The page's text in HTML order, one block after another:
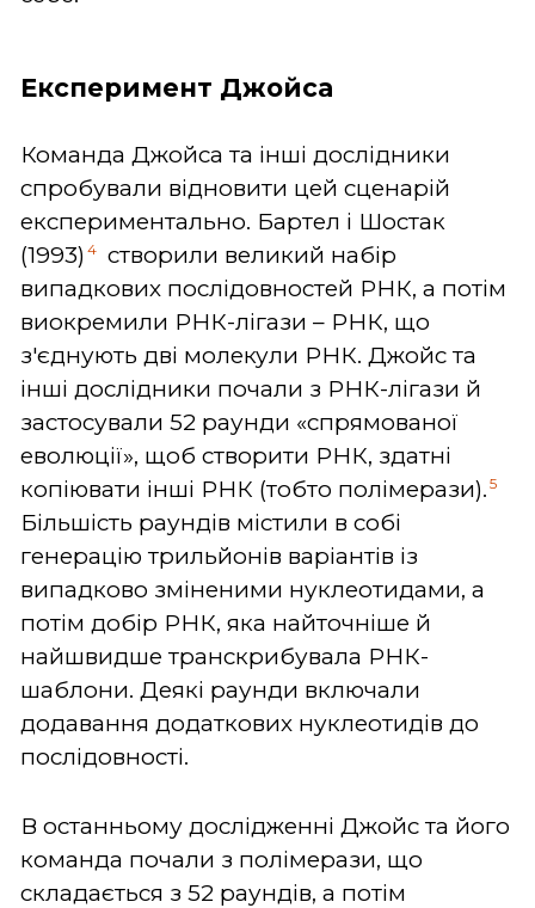
Експеримент Джойса
Команда Джойса та інші дослідники
спробували відновити цей сценарій
експериментально. Бартел і Шостак
(1993) 4 створили великий набір
випадкових послідовностей РНК, а потім
виокремили РНК-лігази – РНК, що
з'єднують дві молекули РНК. Джойс та
інші дослідники почали з РНК-лігази й
застосували 52 раунди «спрямованої
еволюції», щоб створити РНК, здатні
копіювати інші РНК (тобто полімерази). 5
Більшість раундів містили в собі
генерацію трильйонів варіантів із
випадково зміненими нуклеотидами, а
потім добір РНК, яка найточніше й
найшвидше транскрибувала РНК-
шаблони. Деякі раунди включали
додавання додаткових нуклеотидів до
послідовності.
В останньому дослідженні Джойс та його
команда почали з полімерази, що
складається з 52 раундів, а потім